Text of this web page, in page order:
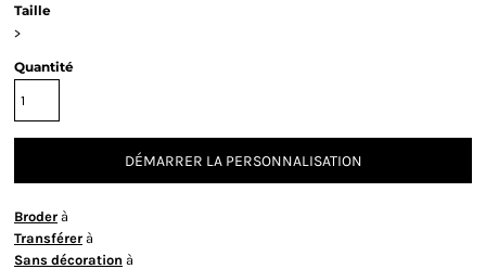
Taille
>
Quantité
DÉMARRER LA PERSONNALISATION
Broder à
Transférer à
Sans décoration à